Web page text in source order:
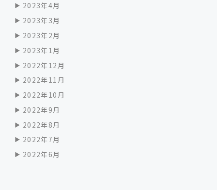
2023年4月
2023年3月
2023年2月
2023年1月
2022年12月
2022年11月
2022年10月
2022年9月
2022年8月
2022年7月
2022年6月